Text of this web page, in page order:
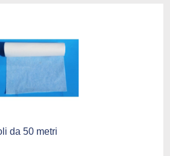
da 50 metri